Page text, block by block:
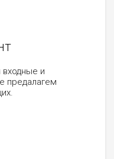
и
предалагем